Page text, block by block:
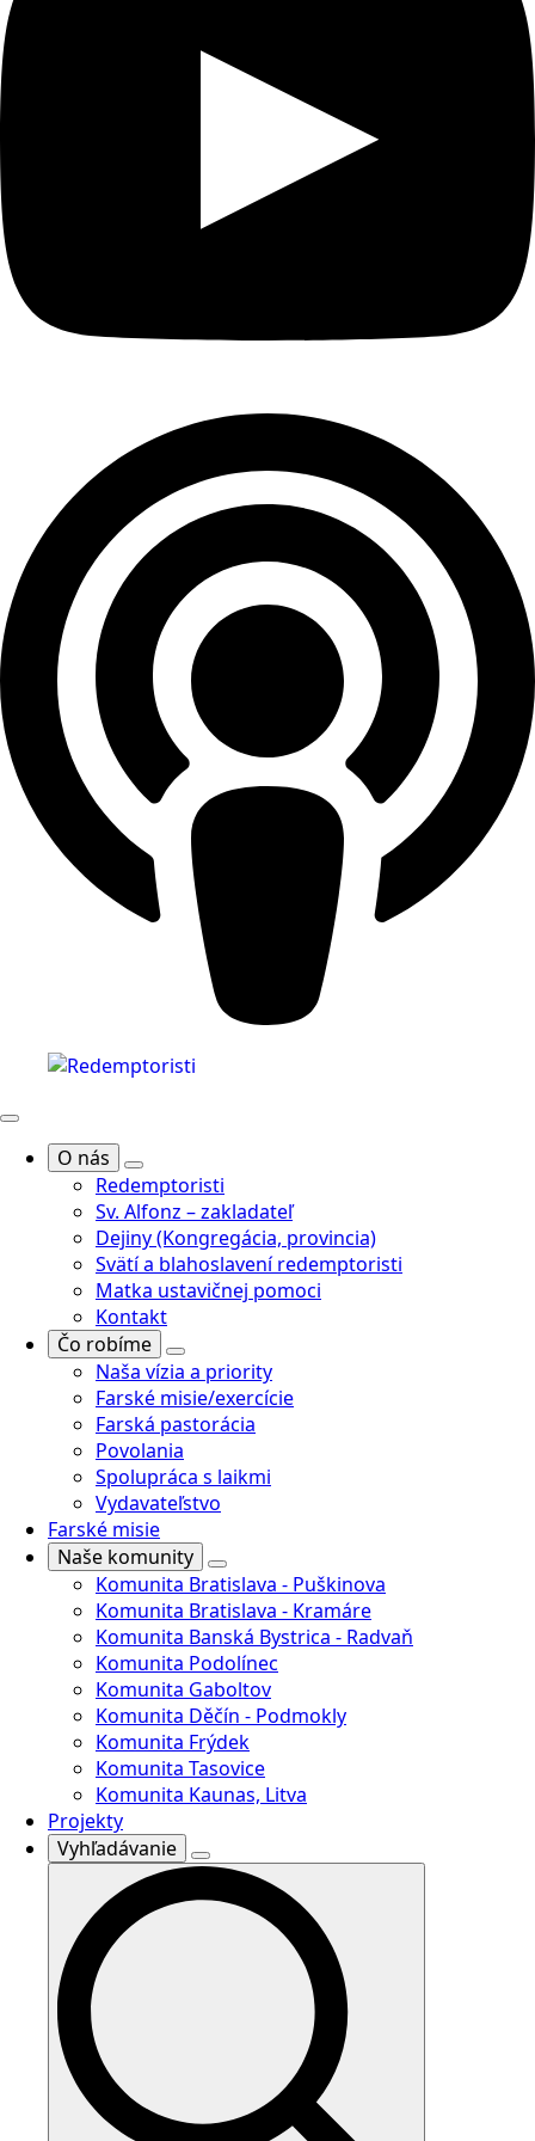
O nás
Redemptoristi
Sv. Alfonz – zakladateľ
Dejiny (Kongregácia, provincia)
Svätí a blahoslavení redemptoristi
Matka ustavičnej pomoci
Kontakt
Čo robíme
Naša vízia a priority
Farské misie/exercície
Farská pastorácia
Povolania
Spolupráca s laikmi
Vydavateľstvo
Farské misie
Naše komunity
Komunita Bratislava - Puškinova
Komunita Bratislava - Kramáre
Komunita Banská Bystrica - Radvaň
Komunita Podolínec
Komunita Gaboltov
Komunita Děčín - Podmokly
Komunita Frýdek
Komunita Tasovice
Komunita Kaunas, Litva
Projekty
Vyhľadávanie
Search